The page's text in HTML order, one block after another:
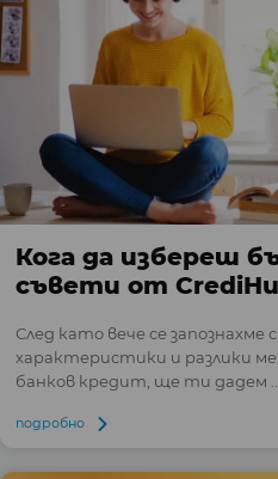
Кога да избереш
съвети от
След като вече се запознахме
характеристики и разлики
банков кредит, ще ти дадем
подробно